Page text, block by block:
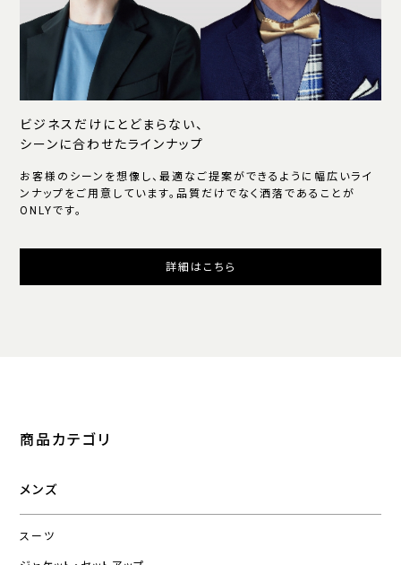
ビジネスだけにとどまらない、
シーンに合わせたラインナップ
お客様のシーンを想像し、最適なご提案ができるように幅広いライ
ンナップをご用意しています。品質だけでなく洒落であることが
ONLYです。
詳細はこちら
商品カテゴリ
メンズ
スーツ